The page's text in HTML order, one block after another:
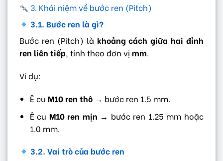
3. Khái niệm về bước ren (Pitch)
3.1. Bước ren là gì?
Bước ren (Pitch) là khoảng cách giữa hai đỉnh
ren liên tiếp, tính theo đơn vị mm.
Ví dụ:
Ê cu M10 ren thô→ bước ren 1.5 mm.
Ê cu M10 ren mịn → bước ren 1.25 mm hoặc
1.0 mm.
3.2. Vai trò của bước ren